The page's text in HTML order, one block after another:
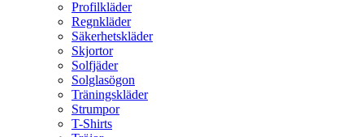
Profilkläder
Regnkläder
Säkerhetskläder
Skjortor
Solfjäder
Solglasögon
Träningskläder
Strumpor
T-Shirts